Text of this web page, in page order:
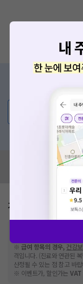
💬 무엇이든 물어보
혹은, 의료상
혹시 잘못된 병원
가격표
추
한 가격은 해당 의료기관
※ 급여 항목의 경우, 건강
격입니다. (진료와 연관된
산정될 수 있는 점 참고 바
※ 이벤트가, 할인가는VAT